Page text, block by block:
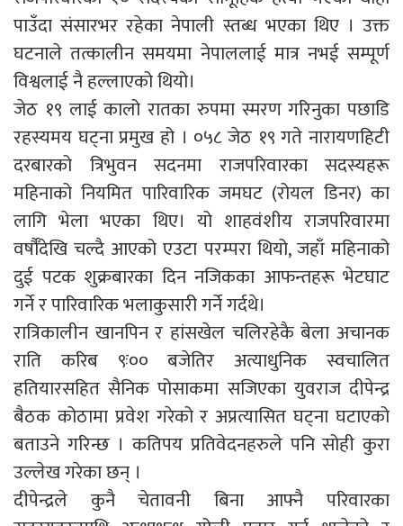
पाउँदा संसारभर रहेका नेपाली स्तब्ध भएका थिए । उक्त
घटनाले तत्कालीन समयमा नेपाललाई मात्र नभई सम्पूर्ण
विश्वलाई नै हल्लाएको थियो।
जेठ १९ लाई कालो रातका रुपमा स्मरण गरिनुका पछाडि
रहस्यमय घट्ना प्रमुख हो । ०५८ जेठ १९ गते नारायणहिटी
दरबारको त्रिभुवन सदनमा राजपरिवारका सदस्यहरू
महिनाको नियमित पारिवारिक जमघट (रोयल डिनर) का
लागि भेला भएका थिए। यो शाहवंशीय राजपरिवारमा
वर्षौँदेखि चल्दै आएको एउटा परम्परा थियो, जहाँ महिनाको
दुई पटक शुक्रबारका दिन नजिकका आफन्तहरू भेटघाट
गर्ने र पारिवारिक भलाकुसारी गर्ने गर्दथे।
रात्रिकालीन खानपिन र हांसखेल चलिरहेकै बेला अचानक
राति करिब ९ः०० बजेतिर अत्याधुनिक स्वचालित
हतियारसहित सैनिक पोसाकमा सजिएका युवराज दीपेन्द्र
बैठक कोठामा प्रवेश गरेको र अप्रत्यासित घट्ना घटाएको
बताउने गरिन्छ । कतिपय प्रतिवेदनहरुले पनि सोही कुरा
उल्लेख गरेका छन् ।
दीपेन्द्रले कुनै चेतावनी बिना आफ्नै परिवारका